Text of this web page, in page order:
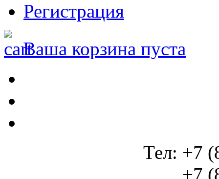
Регистрация
Ваша корзина пуста
Тел: +7
+7